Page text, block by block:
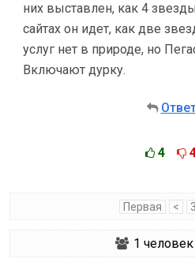
них выставлен, как 4
сайтах он идет, как две
услуг нет в природе, но
Включают дурку.
4
Первая < 3
1